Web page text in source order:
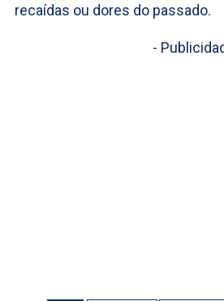
recaídas ou dores do passado.
-